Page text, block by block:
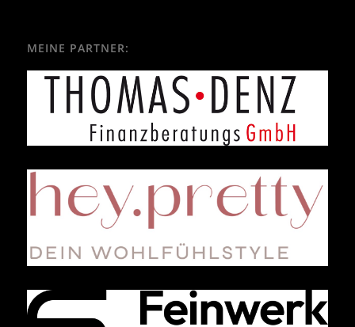
MEINE PARTNER: